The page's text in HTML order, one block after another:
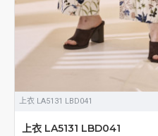
上衣 LA5131 LBD041
上衣 LA5131 LBD041